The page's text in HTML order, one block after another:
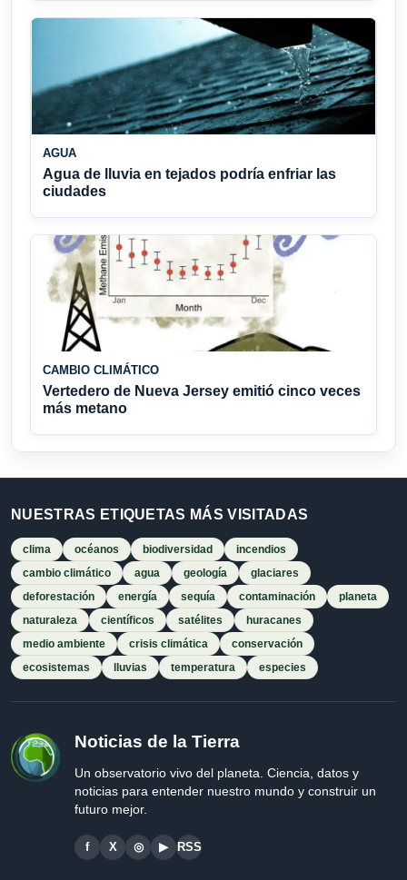
AGUA
Agua de lluvia en tejados podría enfriar las
ciudades
CAMBIO CLIMÁTICO
Vertedero de Nueva Jersey emitió cinco veces
más metano
NUESTRAS ETIQUETAS MÁS VISITADAS
clima océanos biodiversidad
incendios
cambio climático
agua geología
glaciares
deforestación
energía sequía contaminación
planeta
naturaleza
científicos satélites
huracanes
medio ambiente
crisis climática
conservación
ecosistemas
lluvias temperatura especies
Noticias de la Tierra
Un observatorio vivo del planeta. Ciencia, datos y
noticias para entender nuestro mundo y construir un
futuro mejor.
f X ◎ ▶ RSS